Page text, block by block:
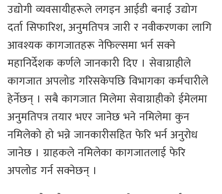
उद्योगी व्यवसायीहरूले लगइन आईडी बनाई उद्योग
दर्ता सिफारिश, अनुमतिपत्र जारी र नवीकरणका लागि
आवश्यक कागजातहरू नेफिल्समा भर्न सक्ने
महानिर्देशक कर्णले जानकारी दिए । सेवाग्राहीले
कागजात अपलोड गरिसकेपछि विभागका कर्मचारीले
हेर्नेछन् । सबै कागजात मिलेमा सेवाग्राहीको ईमेलमा
अनुमतिपत्र तयार भएर जानेछ भने नमिलेमा कुन
नमिलेको हो भन्ने जानकारीसहित फेरि भर्न अनुरोध
जानेछ । ग्राहकले नमिलेका कागजातलाई फेरि
अपलोड गर्न सक्नेछन् ।